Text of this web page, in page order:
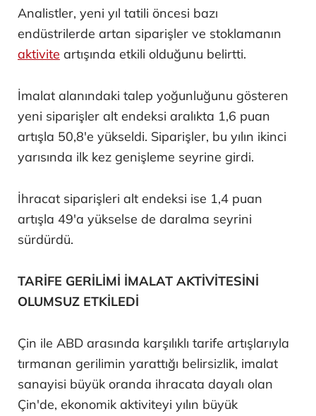
Analistler, yeni yıl tatili öncesi bazı
endüstrilerde artan siparişler ve stoklamanın
aktivite artışında etkili olduğunu belirtti.
İmalat alanındaki talep yoğunluğunu gösteren
yeni siparişler alt endeksi aralıkta 1,6 puan
artışla 50,8'e yükseldi. Siparişler, bu yılın ikinci
yarısında ilk kez genişleme seyrine girdi.
İhracat siparişleri alt endeksi ise 1,4 puan
artışla 49'a yükselse de daralma seyrini
sürdürdü.
TARİFE GERİLİMİ İMALAT AKTİVİTESİNİ
OLUMSUZ ETKİLEDİ
Çin ile ABD arasında karşılıklı tarife artışlarıyla
tırmanan gerilimin yarattığı belirsizlik, imalat
sanayisi büyük oranda ihracata dayalı olan
Çin'de, ekonomik aktiviteyi yılın büyük